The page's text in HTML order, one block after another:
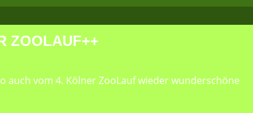
ZOOLAUF++
vom 4. Kölner ZooLauf wieder wunderschöne